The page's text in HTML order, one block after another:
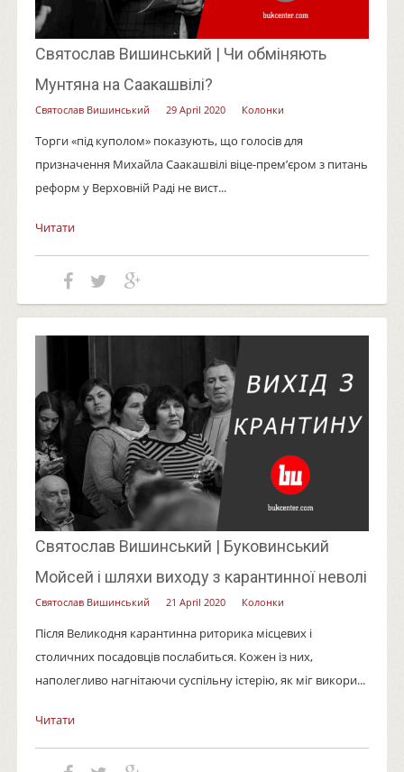
Святослав Вишинський | Чи обміняють
Мунтяна на Саакашвілі?
Святослав Вишинський 29 April 2020 Колонки
Торги «під куполом» показують, що голосів для
призначення Михайла Саакашвілі віце-прем’єром з питань
реформ у Верховній Раді не вист...
Читати
Святослав Вишинський | Буковинський
Мойсей і шляхи виходу з карантинної неволі
Святослав Вишинський 21 April 2020 Колонки
Після Великодня карантинна риторика місцевих і
столичних посадовців послабиться. Кожен із них,
наполегливо нагнітаючи суспільну істерію, як міг викори...
Читати